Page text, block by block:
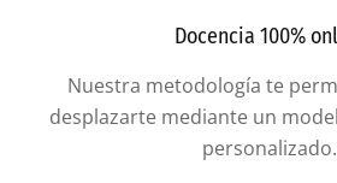
Docencia 100%
Nuestra metodología te
desplazarte mediante un
personalizado.